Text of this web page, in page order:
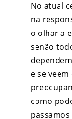
No atual
na
o olhar a
senão
e se
como